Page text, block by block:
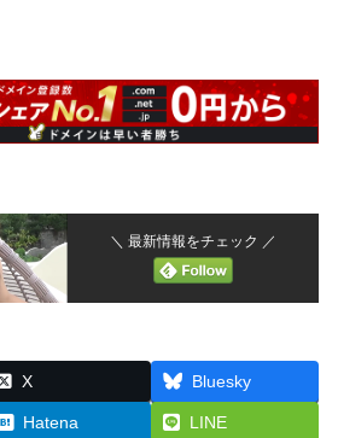
＼ 最新情報をチェック ／
X
Bluesky
Hatena LINE